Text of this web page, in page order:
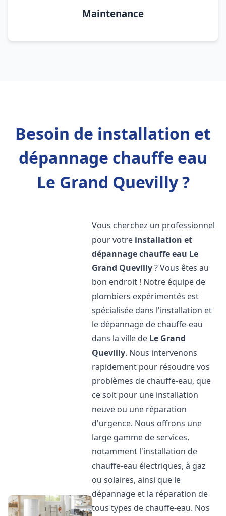
Maintenance
Besoin de installation et
dépannage chauffe eau
Le Grand Quevilly ?
Vous cherchez un professionnel
pour votre installation et
dépannage chauffe eau Le
Grand Quevilly? Vous êtes au
bon endroit ! Notre équipe de
plombiers expérimentés est
spécialisée dans l'installation et
le dépannage de chauffe-eau
dans la ville de Le Grand
Quevilly. Nous intervenons
rapidement pour résoudre vos
problèmes de chauffe-eau, que
ce soit pour une installation
neuve ou une réparation
d'urgence. Nous offrons une
large gamme de services,
notamment l'installation de
chauffe-eau électriques, à gaz
ou solaires, ainsi que le
dépannage et la réparation de
tous types de chauffe-eau. Nos